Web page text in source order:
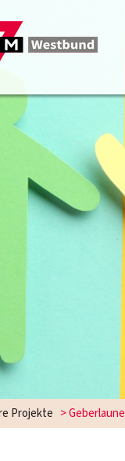
Projekte >Geberlaune